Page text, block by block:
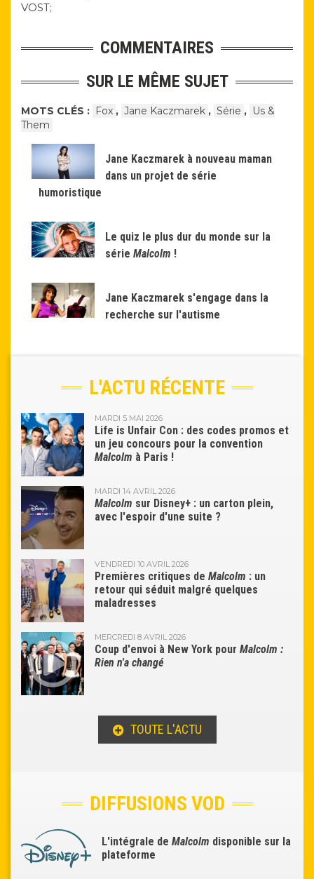
VOST;
COMMENTAIRES
SUR LE MÊME SUJET
MOTS CLÉS : Fox , Jane Kaczmarek , Série , Us &
Them
Jane Kaczmarek à nouveau maman
dans un projet de série
humoristique
Le quiz le plus dur du monde sur la
série Malcolm !
Jane Kaczmarek s'engage dans la
recherche sur l'autisme
L'ACTU RÉCENTE
MARDI 5 MAI 2026
Life is Unfair Con : des codes promos et
un jeu concours pour la convention
Malcolm à Paris !
MARDI 14 AVRIL 2026
Malcolm sur Disney+ : un carton plein,
avec l'espoir d'une suite ?
VENDREDI 10 AVRIL 2026
Premières critiques de Malcolm : un
retour qui séduit malgré quelques
maladresses
MERCREDI 8 AVRIL 2026
Coup d'envoi à New York pour Malcolm :
Rien n'a changé
TOUTE L'ACTU
DIFFUSIONS VOD
L'intégrale de Malcolm disponible sur la
plateforme